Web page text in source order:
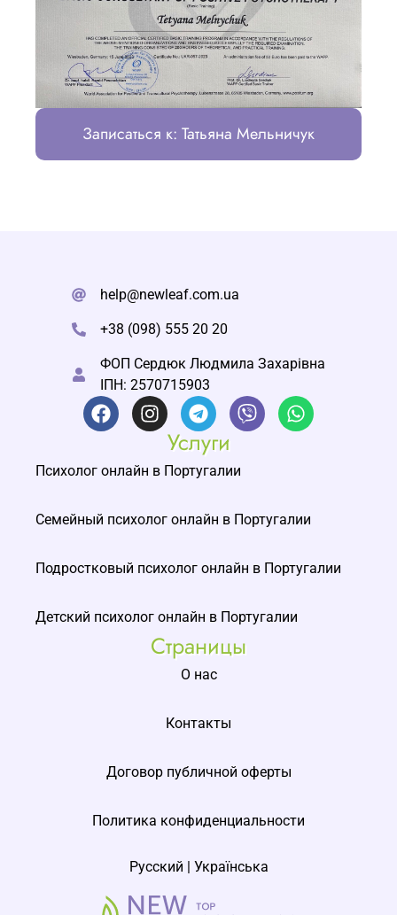
Записаться к: Татьяна Мельничук
help@newleaf.com.ua
+38 (098) 555 20 20
ФОП Сердюк Людмила Захарівна
ІПН: 2570715903
Услуги
Психолог онлайн в Португалии
Семейный психолог онлайн в Португалии
Подростковый психолог онлайн в Португалии
Детский психолог онлайн в Португалии
Страницы
О нас
Контакты
Договор публичной оферты
Политика конфиденциальности
Русский | Українська